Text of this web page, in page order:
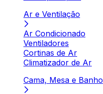
Ar e Ventilação
Ar Condicionado
Ventiladores
Cortinas de Ar
Climatizador de Ar
Cama, Mesa e Banho